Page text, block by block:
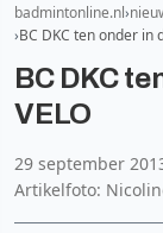
badmintonline.nl
BC DKC ten onder in
BC DKC
VELO
29 september
Artikelfoto: